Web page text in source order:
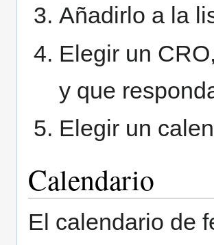
Añadirlo a la
Elegir un
y que
Elegir un
Calendario
El calendario de